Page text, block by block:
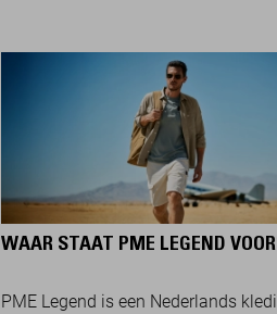
WAAR STAAT PME LEGEND
PME Legend is een Nederlands